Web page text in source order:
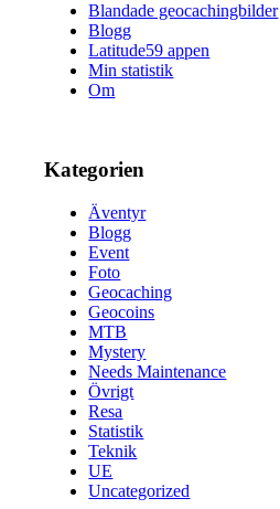
Blandade geocachingbilder
Blogg
Latitude59 appen
Min statistik
Om
Kategorien
Äventyr
Blogg
Event
Foto
Geocaching
Geocoins
MTB
Mystery
Needs Maintenance
Övrigt
Resa
Statistik
Teknik
UE
Uncategorized